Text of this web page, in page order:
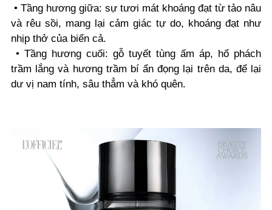
• Tầng hương giữa: sự tươi mát khoáng đạt từ tảo nâu
và rêu sồi, mang lại cảm giác tự do, khoáng đạt như
nhịp thở của biển cả.
• Tầng hương cuối: gỗ tuyết tùng ấm áp, hổ phách
trầm lắng và hương trầm bí ẩn đọng lại trên da, để lại
dư vị nam tính, sâu thẳm và khó quên.